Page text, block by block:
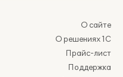
О сайте
О решениях 1С
Прайс-лист
Поддержка